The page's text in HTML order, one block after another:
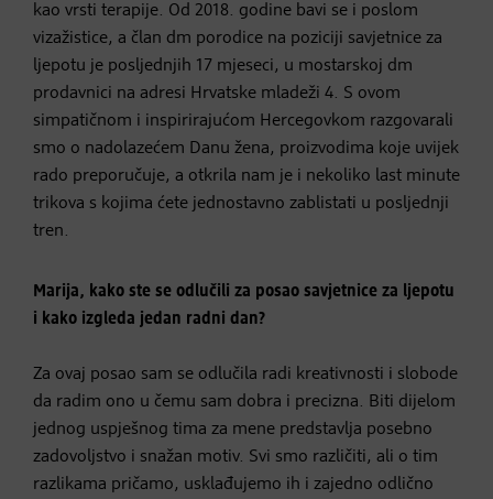
kao vrsti terapije. Od 2018. godine bavi se i poslom
vizažistice, a član dm porodice na poziciji savjetnice za
ljepotu je posljednjih 17 mjeseci, u mostarskoj dm
prodavnici na adresi Hrvatske mladeži 4. S ovom
simpatičnom i inspirirajućom Hercegovkom razgovarali
smo o nadolazećem Danu žena, proizvodima koje uvijek
rado preporučuje, a otkrila nam je i nekoliko last minute
trikova s kojima ćete jednostavno zablistati u posljednji
tren.
Marija, kako ste se odlučili za posao savjetnice za ljepotu
i kako izgleda jedan radni dan?
Za ovaj posao sam se odlučila radi kreativnosti i slobode
da radim ono u čemu sam dobra i precizna. Biti dijelom
jednog uspješnog tima za mene predstavlja posebno
zadovoljstvo i snažan motiv. Svi smo različiti, ali o tim
razlikama pričamo, usklađujemo ih i zajedno odlično